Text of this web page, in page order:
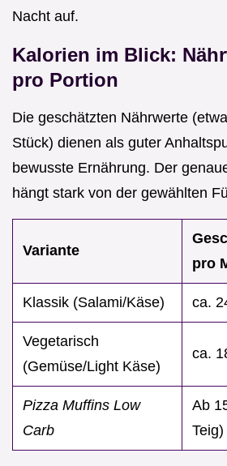
Nacht auf.
Kalorien im Blick:
pro Portion
Die geschätzten Nährwerte
Stück) dienen als guter
bewusste Ernährung. Der
hängt stark von der gewählten
Variante
pro
Klassik (Salami/Käse) ca.
Vegetarisch
(Gemüse/Light Käse)
ca.
Pizza Muffins Low
Carb
Ab
Teig)